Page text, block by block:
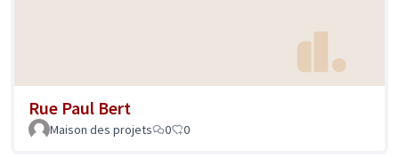
Rue Paul Bert
Maison des projets 0 0